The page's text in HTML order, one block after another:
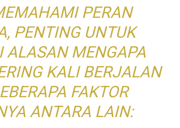
PERAN
PENTING UNTUK
ALASAN MENGAPA
KALI BERJALAN
FAKTOR
ANTARA LAIN: